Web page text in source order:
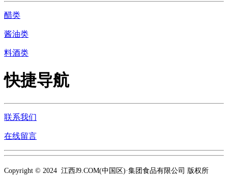
醋类
酱油类
料酒类
快捷导航
联系我们
在线留言
Copyright © 2024 江西J9.COM(中国区)·集团食品有限公司 版权所